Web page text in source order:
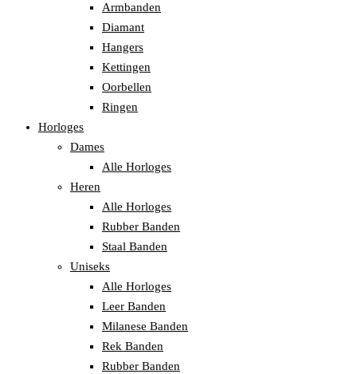
Armbanden
Diamant
Hangers
Kettingen
Oorbellen
Ringen
Horloges
Dames
Alle Horloges
Heren
Alle Horloges
Rubber Banden
Staal Banden
Uniseks
Alle Horloges
Leer Banden
Milanese Banden
Rek Banden
Rubber Banden